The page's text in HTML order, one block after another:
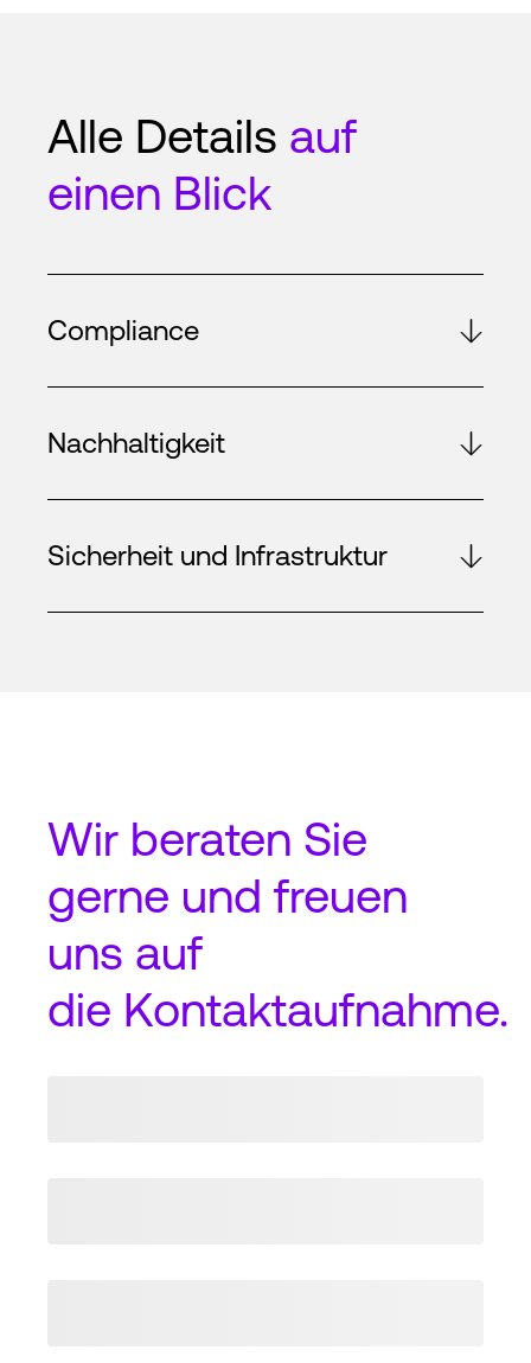
Alle Details auf
einen Blick
Compliance
Nachhaltigkeit
Sicherheit und Infrastruktur
Wir beraten Sie
gerne und freuen
uns auf
die Kontaktaufnahme.